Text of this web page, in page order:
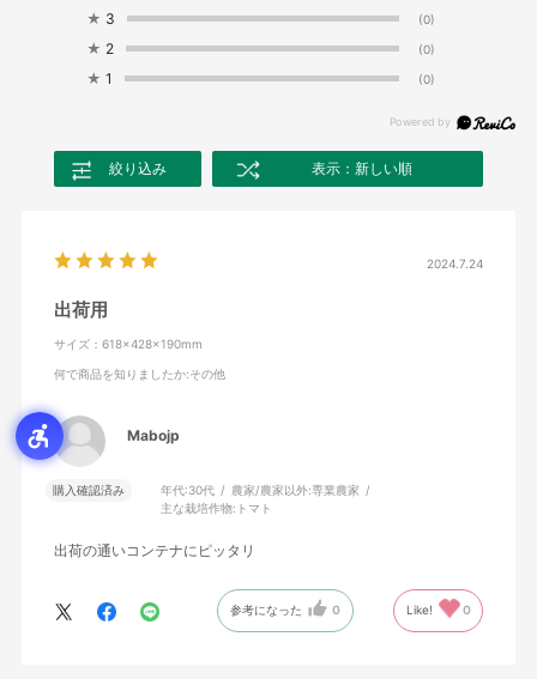
★ 3 (0)
★ 2 (0)
★ 1 (0)
絞り込み 表示：新しい順
2024.7.24
出荷用
サイズ：618×428×190mm
何で商品を知りましたか:その他
Mabojp
購入確認済み 年代:30代 農家/農家以外:専業農家
主な栽培作物: トマト
出荷の通いコンテナにピッタリ
参考になった 0 Like! 0